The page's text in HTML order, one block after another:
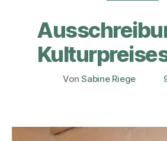
Beitragsautor
VonSabine Riege